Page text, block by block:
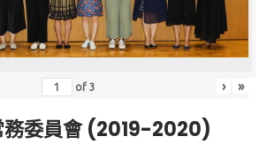
of3 › »
務委員會 (2019-2020)